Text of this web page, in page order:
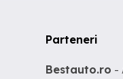
Parteneri
Bestauto.ro -